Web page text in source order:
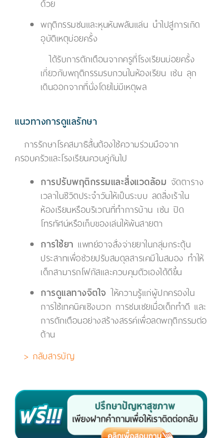
ด้วย
พฤติกรรมซนและหุนหันพลันแล่น นำไปสู่การเกิด
อุบัติเหตุบ่อยครั้ง
ได้รับการตักเตือนจากครูที่โรงเรียนบ่อยครั้ง
เกี่ยวกับพฤติกรรมรบกวนในห้องเรียน เช่น ลุก
เดินออกจากที่นั่งโดยไม่มีเหตุผล
แนวทางการดูแลรักษา
การรักษาโรคสมาธิสั้นต้องใช้ความร่วมมือจาก
ครอบครัวและโรงเรียนควบคู่กันไป
การปรับพฤติกรรมและสิ่งแวดล้อม จัดตาราง
เวลาในชีวิตประจำวันให้เป็นระบบ ลดสิ่งเร้าใน
ห้องเรียนหรือบริเวณที่ทำการบ้าน เช่น ปิด
โทรทัศน์หรือเก็บของเล่นให้พ้นสายตา
การใช้ยา แพทย์อาจสั่งจ่ายยาในกลุ่มกระตุ้น
ประสาทเพื่อช่วยปรับสมดุลสารเคมีในสมอง ทำให้
เด็กสามารถโฟกัสและควบคุมตัวเองได้ดีขึ้น
การดูแลทางจิตใจ ให้ความรู้แก่ผู้ปกครองใน
การใช้เทคนิคเชิงบวก การชมเชยเมื่อเด็กทำดี และ
การตักเตือนอย่างสร้างสรรค์เพื่อลดพฤติกรรมต่อ
ต้าน
> กลับสารบัญ